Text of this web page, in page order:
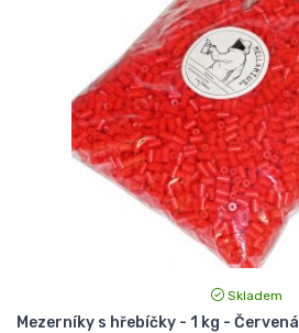
Skladem
Mezerníky s hřebíčky - 1 kg - Červená